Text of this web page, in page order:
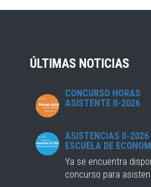
ÚLTIMAS NOTICIAS
CONCURSO HORAS
ASISTENTE II-2026
ASISTENCIAS II-2026
ESCUELA DE
Ya se encuentra
concurso para